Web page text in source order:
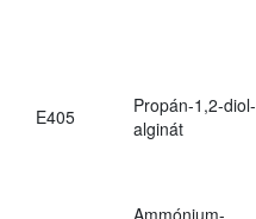
E405
Propán-1,2-diol-
alginát
Ammónium-